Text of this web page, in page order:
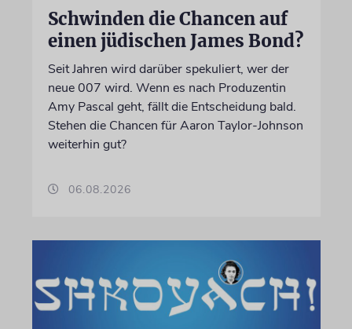
Schwinden die Chancen auf
einen jüdischen James Bond?
Seit Jahren wird darüber spekuliert, wer der
neue 007 wird. Wenn es nach Produzentin
Amy Pascal geht, fällt die Entscheidung bald.
Stehen die Chancen für Aaron Taylor-Johnson
weiterhin gut?
06.08.2026